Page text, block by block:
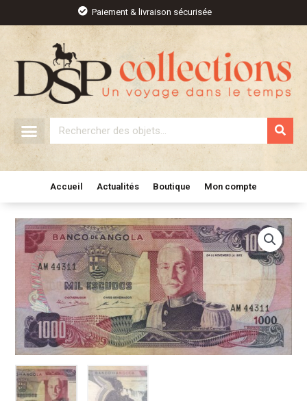
contenu
Paiement & livraison sécurisée
Rechercher
Accueil Actualités Boutique Mon compte